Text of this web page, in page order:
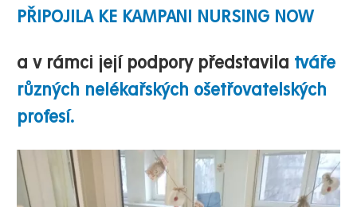
PŘIPOJILA KE KAMPANI NURSING NOW
a v rámci její podpory představila tváře
různých nelékařských ošetřovatelských
profesí.